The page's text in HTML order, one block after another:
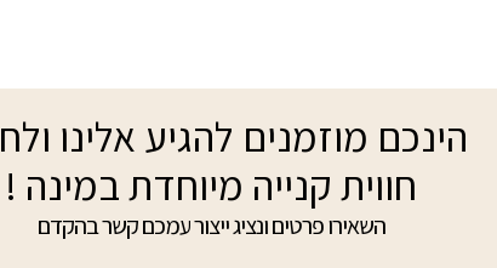
הינכם מוזמנים להגיע אלינו
חווית קנייה מיוחדת במינה !
השאירו פרטים ונציג ייצור עמכם קשר בהקדם